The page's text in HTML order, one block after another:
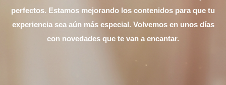
perfectos. Estamos mejorando los contenidos para que tu
experiencia sea aún más especial. Volvemos en unos días
con novedades que te van a encantar.